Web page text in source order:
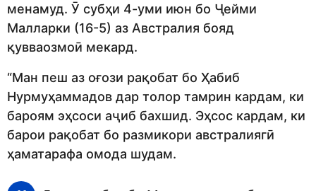
менамуд. Ӯ субҳи 4-уми июн бо Ҷейми
Малларки (16-5) аз Австралия бояд
қувваозмоӣ мекард.
“Ман пеш аз оғози рақобат бо Ҳабиб
Нурмуҳаммадов дар толор тамрин кардам, ки
бароям эҳсоси аҷиб бахшид. Эҳсос кардам, ки
барои рақобат бо размикори австралиягӣ
ҳаматарафа омода шудам.